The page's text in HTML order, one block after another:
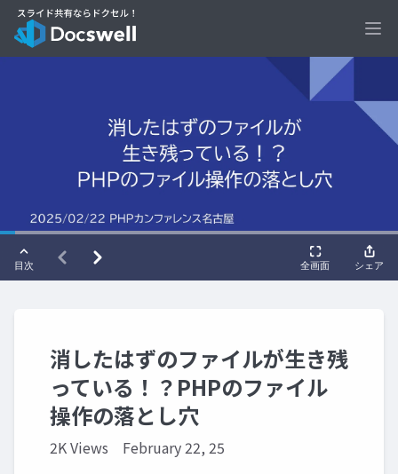
消したはずのファイルが生き残
っている！？PHPのファイル
操作の落とし穴
2K Views February 22, 25